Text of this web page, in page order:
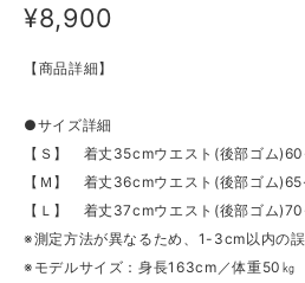
¥8,900
【商品詳細】
●サイズ詳細
【Ｓ】 着丈35cmウエスト(後部ゴム
【Ｍ】 着丈36cmウエスト(後部ゴム
【Ｌ】 着丈37cmウエスト(後部ゴム
※測定方法が異なるため、1-3cm以内の誤
※モデルサイズ：身長163cm／体重50